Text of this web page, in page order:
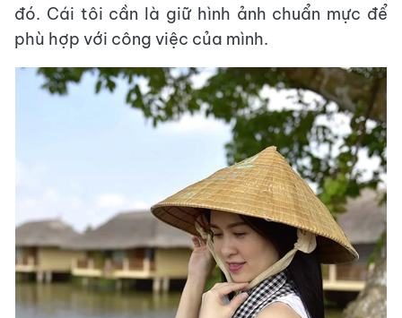
đó. Cái tôi cần là giữ hình ảnh chuẩn mực để
phù hợp với công việc của mình.